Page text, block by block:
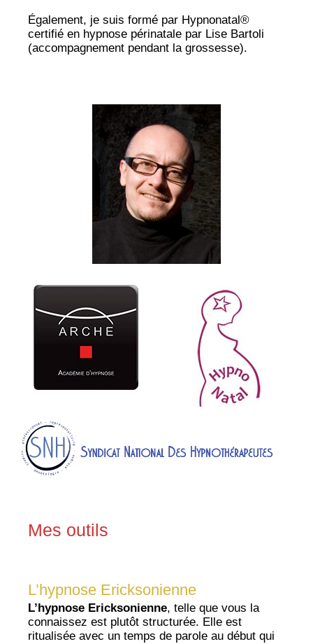
Également, je suis formé par Hypnonatal®
certifié en hypnose périnatale par Lise Bartoli
(accompagnement pendant la grossesse).
Mes outils
L’hypnose Ericksonienne
L’hypnose Ericksonienne, telle que vous la
connaissez est plutôt structurée. Elle est
ritualisée avec un temps de parole au début qui